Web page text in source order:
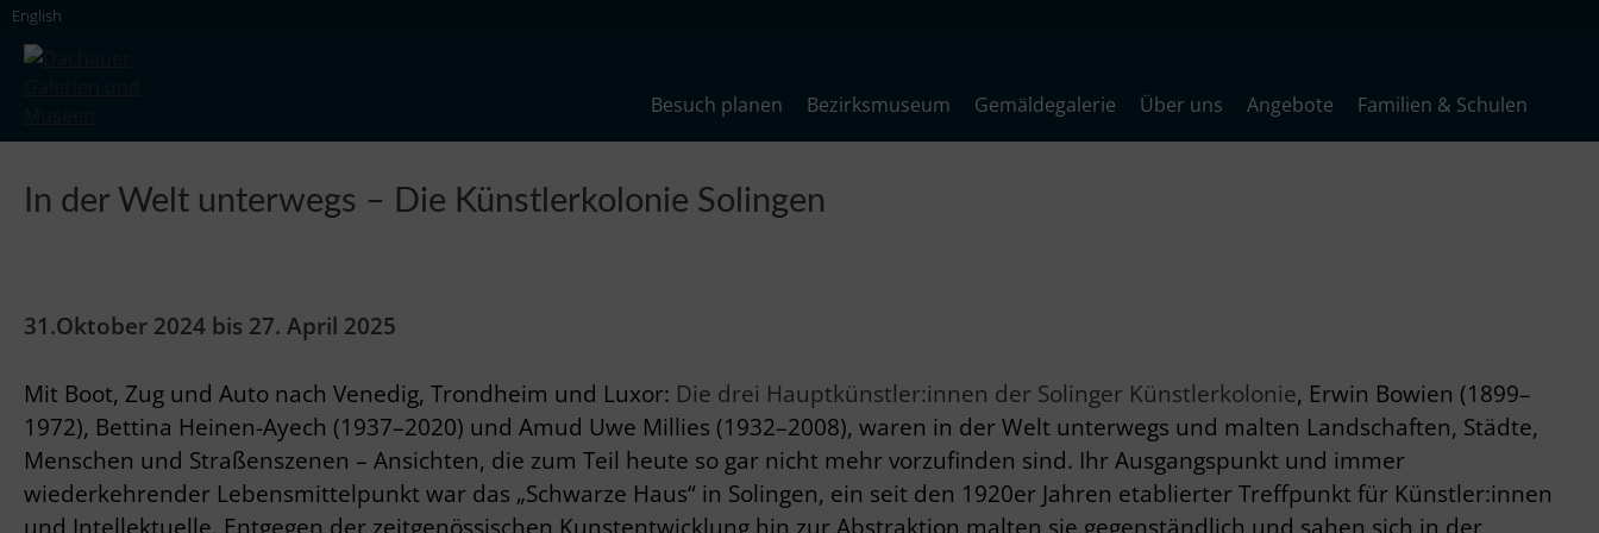
Skip
content
English
Besuch planen Bezirksmuseum Gemäldegalerie Über uns Angebote Familien & Schulen
In der Welt unterwegs – Die Künstlerkolonie Solingen
31.Oktober 2024 bis 27. April 2025
Mit Boot, Zug und Auto nach Venedig, Trondheim und Luxor: Die drei Hauptkünstler:innen der Solinger Künstlerkolonie, Erwin Bowien (1899–
1972), Bettina Heinen-Ayech (1937–2020) und Amud Uwe Millies (1932–2008), waren in der Welt unterwegs und malten Landschaften, Städte,
Menschen und Straßenszenen – Ansichten, die zum Teil heute so gar nicht mehr vorzufinden sind. Ihr Ausgangspunkt und immer
wiederkehrender Lebensmittelpunkt war das „Schwarze Haus“ in Solingen, ein seit den 1920er Jahren etablierter Treffpunkt für Künstler:innen